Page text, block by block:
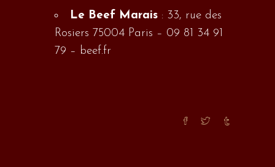
Le Beef Marais : 33, rue des
Rosiers 75004 Paris – 09 81 34 91
79 – beef.fr